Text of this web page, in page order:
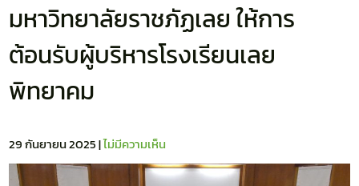
มหาวิทยาลัยราชภัฏเลย ให้การ
ต้อนรับผู้บริหารโรงเรียนเลย
พิทยาคม
29 กันยายน 2025|ไม่มีความเห็น